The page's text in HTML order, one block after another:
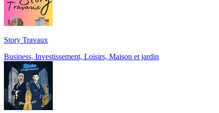
Story Travaux
Business, Investissement, Loisirs, Maison et jardin